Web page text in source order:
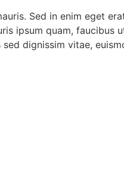
Sed in enim eget
ipsum quam,
dignissim vitae,